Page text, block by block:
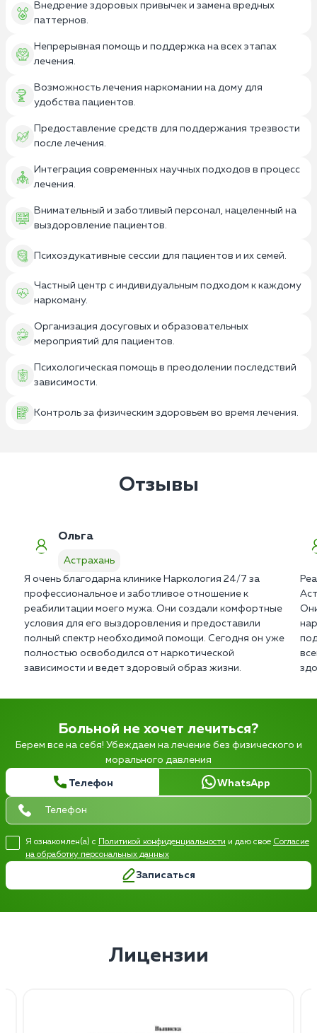
Внедрение здоровых привычек и замена вредных
паттернов.
Непрерывная помощь и поддержка на всех этапах
лечения.
Возможность лечения наркомании на дому для
удобства пациентов.
Предоставление средств для поддержания трезвости
после лечения.
Интеграция современных научных подходов в процесс
лечения.
Внимательный и заботливый персонал, нацеленный на
выздоровление пациентов.
Психоэдукативные сессии для пациентов и их семей.
Частный центр с индивидуальным подходом к каждому
наркоману.
Организация досуговых и образовательных
мероприятий для пациентов.
Психологическая помощь в преодолении последствий
зависимости.
Контроль за физическим здоровьем во время лечения.
Отзывы
Ольга
Астрахань
Я очень благодарна клинике Наркология 24/7 за
профессиональное и заботливое отношение к
реабилитации моего мужа. Они создали комфортные
условия для его выздоровления и предоставили
полный спектр необходимой помощи. Сегодня он уже
полностью освободился от наркотической
зависимости и ведет здоровый образ жизни.
Больной не хочет лечиться?
Берем все на себя! Убеждаем на лечение без физического и
морального давления
Телефон WhatsApp
Я ознакомлен(а) с Политикой конфиденциальности и даю свое Согласие
на обработку персональных данных
Записаться
Лицензии